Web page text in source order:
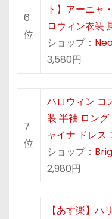
6
位
ト】アーニャ
ロウィン衣装
ショップ：
3,580円
7
位
ハロウィン コ
装 半袖 ロン
ャイナ ドレス
ショップ：
2,980円
【あす楽】ハ